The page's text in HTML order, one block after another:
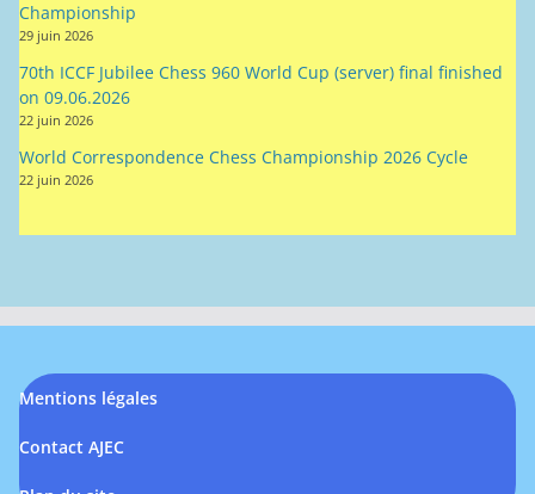
Championship
29 juin 2026
70th ICCF Jubilee Chess 960 World Cup (server) final finished
on 09.06.2026
22 juin 2026
World Correspondence Chess Championship 2026 Cycle
22 juin 2026
Mentions légales
Contact AJEC